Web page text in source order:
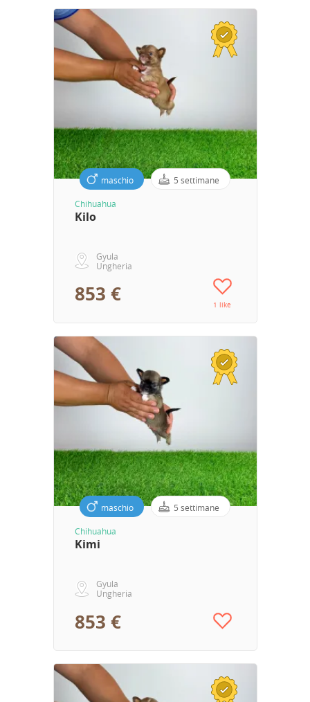
maschio 5 settimane
Chihuahua
Kilo
Gyula
Ungheria
853 € 1 like
maschio 5 settimane
Chihuahua
Kimi
Gyula
Ungheria
853 €